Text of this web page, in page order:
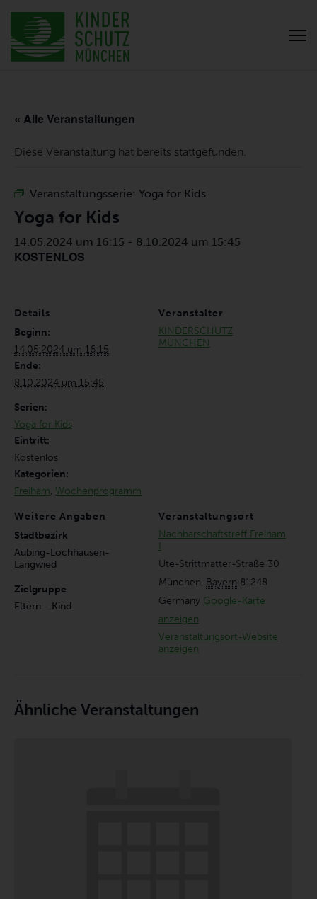
« Alle Veranstaltungen
Diese Veranstaltung hat bereits stattgefunden.
Veranstaltungsserie: Yoga for Kids
Yoga for Kids
14.05.2024 um 16:15 - 8.10.2024 um 15:45
KOSTENLOS
Details
Beginn:
14.05.2024 um 16:15
Ende:
8.10.2024 um 15:45
Serien:
Yoga for Kids
Eintritt:
Kostenlos
Kategorien:
Freiham, Wochenprogramm
Veranstaltungsort
Nachbarschaftstreff Freiham
I
Ute-Strittmatter-Straße 30
München, Bayern 81248
Germany Google-Karte
anzeigen
Veranstaltungsort-Website
anzeigen
Veranstalter
KINDERSCHUTZ
MÜNCHEN
Weitere Angaben
Stadtbezirk
Aubing-Lochhausen-
Langwied
Zielgruppe
Eltern - Kind
Ähnliche Veranstaltungen